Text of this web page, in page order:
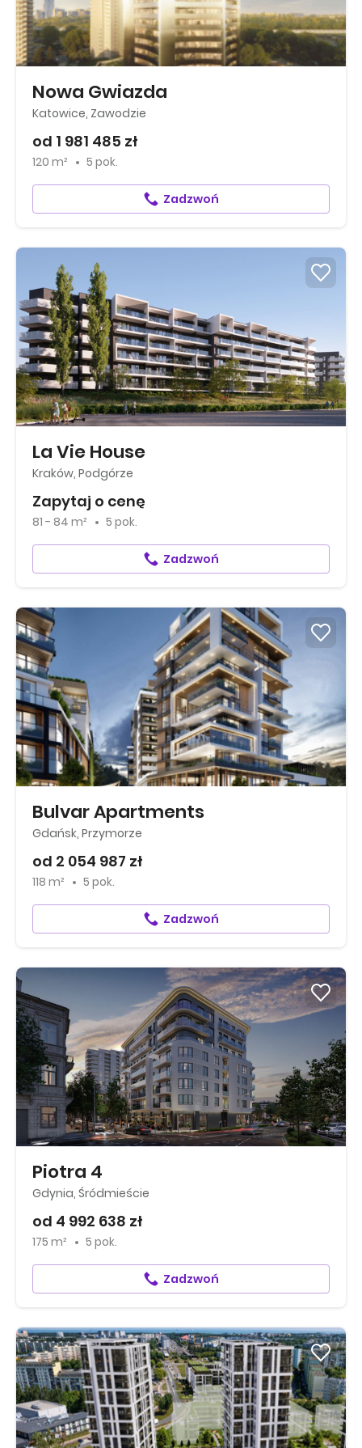
Nowa Gwiazda
Katowice, Zawodzie
od 1 981 485 zł
120 m² 5 pok.
Zadzwoń
La Vie House
Kraków, Podgórze
Zapytaj o cenę
81 - 84 m² 5 pok.
Zadzwoń
Bulvar Apartments
Gdańsk, Przymorze
od 2 054 987 zł
118 m² 5 pok.
Zadzwoń
Piotra 4
Gdynia, Śródmieście
od 4 992 638 zł
175 m² 5 pok.
Zadzwoń